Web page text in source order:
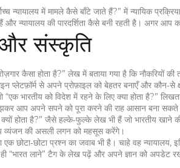
न्यायालय में मामले कैसे बाँटे जाते हैं?” में न्यायिक
न्यायालय की पारदर्शिता कैसे बनी रहती है। अगर आप
और संस्कृति
कैसा होता है?” लेख में बताया गया है कि नौकरियों
प्लेटफ़ॉर्म से अपने प्रोफ़ाइल को बेहतर बनाएँ और कौन‑से
भारतीय को विदेश में रहने के लिए क्या होता है?”
आप अपने सपने को पूरा करने की राह आसान बना सकते
होता है?” जैसे हल्के‑फुल्के लेख भी हैं जो भारतीय खाने
व्यंजन की असली लगन को महसूस करेंगे।
छोटा‑छोटा प्रश्न का जवाब भी है। चाहे वह न्यायालय,
“भारत लाने” टैग के लेख पढ़ें और अपने ज्ञान को अपडेट